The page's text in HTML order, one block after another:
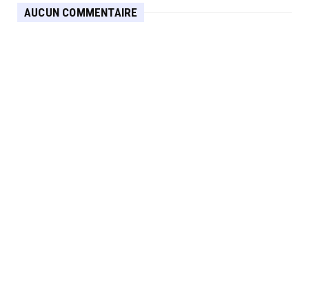
AUCUN COMMENTAIRE